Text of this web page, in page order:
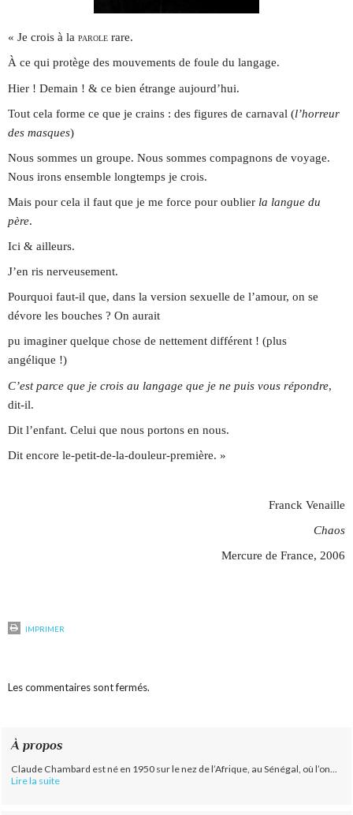
« Je crois à laparole rare.
À ce qui protège des mouvements de foule du langage.
Hier ! Demain ! & ce bien étrange aujourd’hui.
Tout cela forme ce que je crains : des figures de carnaval (l’horreur
des masques)
Nous sommes un groupe. Nous sommes compagnons de voyage.
Nous irons ensemble longtemps je crois.
Mais pour cela il faut que je me force pour oublier la langue du
père.
Ici & ailleurs.
J’en ris nerveusement.
Pourquoi faut-il que, dans la version sexuelle de l’amour, on se
dévore les bouches ? On aurait
pu imaginer quelque chose de nettement différent ! (plus
angélique !)
C’est parce que je crois au langage que je ne puis vous répondre,
dit-il.
Dit l’enfant. Celui que nous portons en nous.
Dit encore le-petit-de-la-douleur-première. »
Franck Venaille
Chaos
Mercure de France, 2006
IMPRIMER
Les commentaires sont fermés.
À propos
Claude Chambard est né en 1950 sur le nez de l’Afrique, au Sénégal, où l’on...
Lire la suite